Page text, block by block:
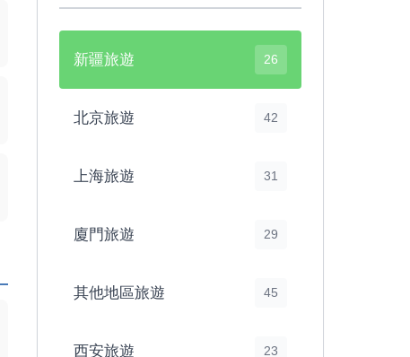
新疆旅遊 26
北京旅遊 42
上海旅遊 31
廈門旅遊 29
其他地區旅遊 45
西安旅遊 23